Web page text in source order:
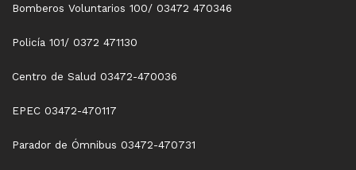
Bomberos Voluntarios 100/ 03472 470346
Policía 101/ 0372 471130
Centro de Salud 03472-470036
EPEC 03472-470117
Parador de Ómnibus 03472-470731